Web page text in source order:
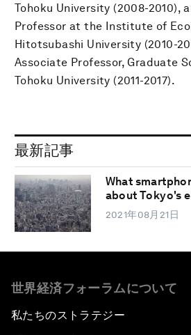
Tohoku University (2008-2010),
Professor at the Institute of
Hitotsubashi University (2010-
Associate Professor, Graduate
Tohoku University (2011-2017).
最新記事
What
about Tokyo's
2021年08月21日
世界経済フォーラムについて
私たちのストラテジー